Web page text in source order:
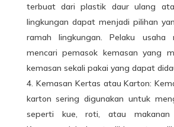
terbuat dari plastik daur ulang
lingkungan dapat menjadi pilihan
ramah lingkungan. Pelaku usaha
mencari pemasok kemasan yang
kemasan sekali pakai yang dapat
Kemasan Kertas atau Karton:
karton sering digunakan untuk
seperti kue, roti, atau makanan